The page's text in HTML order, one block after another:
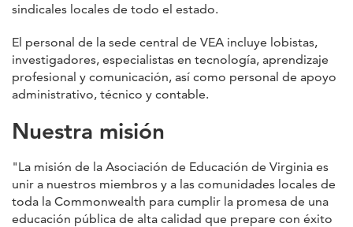
sindicales locales de todo el estado.
El personal de la sede central de VEA incluye lobistas,
investigadores, especialistas en tecnología, aprendizaje
profesional y comunicación, así como personal de apoyo
administrativo, técnico y contable.
Nuestra misión
"La misión de la Asociación de Educación de Virginia es
unir a nuestros miembros y a las comunidades locales de
toda la Commonwealth para cumplir la promesa de una
educación pública de alta calidad que prepare con éxito